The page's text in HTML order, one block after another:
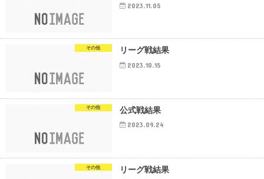
2023.11.05
その他 リーグ戦結果
2023.10.15
その他 公式戦結果
2023.09.24
その他 リーグ戦結果